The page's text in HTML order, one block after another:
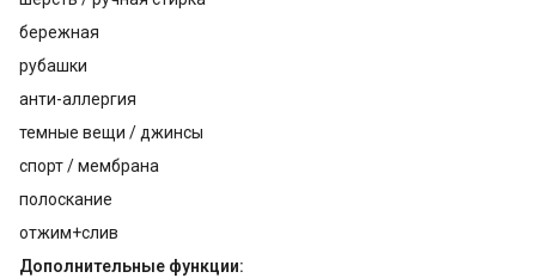
бережная
рубашки
анти-аллергия
темные вещи / джинсы
спорт / мембрана
полоскание
отжим+слив
Дополнительные функции: